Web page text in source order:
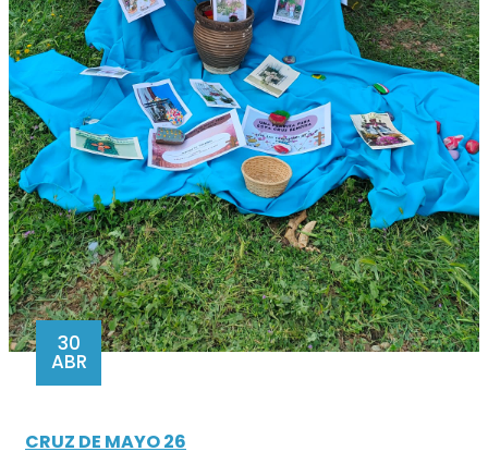
30
ABR
CRUZ DE MAYO 26